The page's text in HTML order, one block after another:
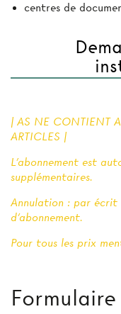
centres de
| AS NE CONTIENT
ARTICLES |
L'abonnement est
supplémentaires.
Annulation : par écrit
d'abonnement.
Pour tous les prix